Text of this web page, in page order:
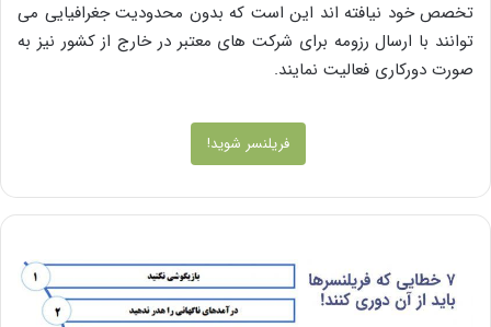
تخصص خود نیافته اند این است که بدون محدودیت جغرافیایی می
توانند با ارسال رزومه برای شرکت های معتبر در خارج از کشور نیز به
صورت دورکاری فعالیت نمایند.
فریلنسر شوید!